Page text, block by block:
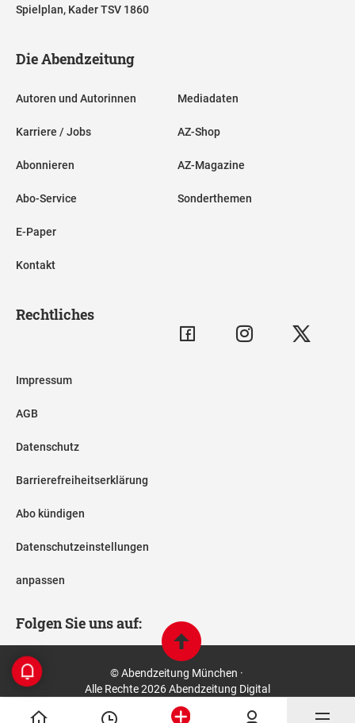
Spielplan, Kader TSV 1860
Die Abendzeitung
Autoren und Autorinnen
Karriere / Jobs
Abonnieren
Abo-Service
E-Paper
Kontakt
Mediadaten
AZ-Shop
AZ-Magazine
Sonderthemen
Rechtliches
Impressum
AGB
Datenschutz
Barrierefreiheitserklärung
Abo kündigen
Datenschutzeinstellungen
anpassen
Folgen Sie uns auf:
© Abendzeitung München ·
Alle Rechte 2026 Abendzeitung Digital